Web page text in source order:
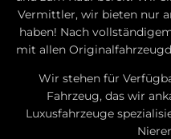
Vermittler, wir bieten nur
haben! Nach
mit allen
Wir stehen für
Fahrzeug, das wir
Luxusfahrzeuge